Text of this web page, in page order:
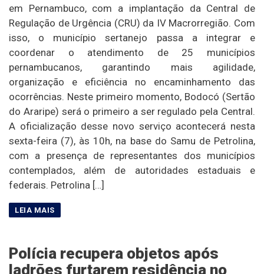
em Pernambuco, com a implantação da Central de
Regulação de Urgência (CRU) da IV Macrorregião. Com
isso, o município sertanejo passa a integrar e
coordenar o atendimento de 25 municípios
pernambucanos, garantindo mais agilidade,
organização e eficiência no encaminhamento das
ocorrências. Neste primeiro momento, Bodocó (Sertão
do Araripe) será o primeiro a ser regulado pela Central.
A oficialização desse novo serviço acontecerá nesta
sexta-feira (7), às 10h, na base do Samu de Petrolina,
com a presença de representantes dos municípios
contemplados, além de autoridades estaduais e
federais. Petrolina […]
Polícia recupera objetos após
ladrões furtarem residência no